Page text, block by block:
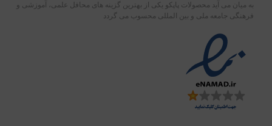
به میان می آید محصولات پاپکو یکی از بهترین گزینه های محافل علمی، آموزشی و
فرهنگی جامعه ملی و بین المللی محسوب می گردد